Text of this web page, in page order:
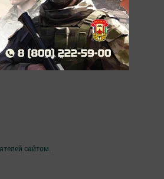
ул. Ленина, 81Б
сайтом.